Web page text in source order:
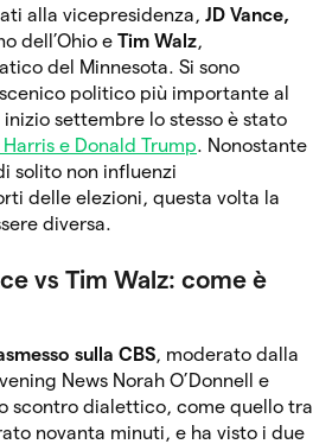
alla vicepresidenza, JD Vance,
dell’Ohio e Tim Walz,
del Minnesota. Si sono
politico più importante al
settembre lo stesso è stato
Harris e Donald Trump. Nonostante
solito non influenzi
delle elezioni, questa volta la
diversa.
vs Tim Walz: come è
sulla CBS, moderato dalla
News Norah O’Donnell e
scontro dialettico, come quello tra
novanta minuti, e ha visto i due